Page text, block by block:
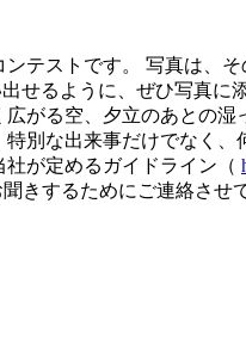
テストです。 写真は、
るように、ぜひ写真
がる空、夕立のあとの
な出来事だけでなく
が定めるガイドライン（
きするためにご連絡させ